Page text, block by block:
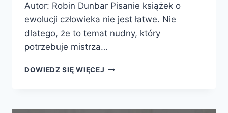
Autor: Robin Dunbar Pisanie książek o
ewolucji człowieka nie jest łatwe. Nie
dlatego, że to temat nudny, który
potrzebuje mistrza…
DOWIEDZ SIĘ WIĘCEJ NOWA